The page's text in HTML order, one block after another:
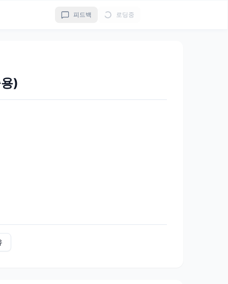
피드백 로딩중
)